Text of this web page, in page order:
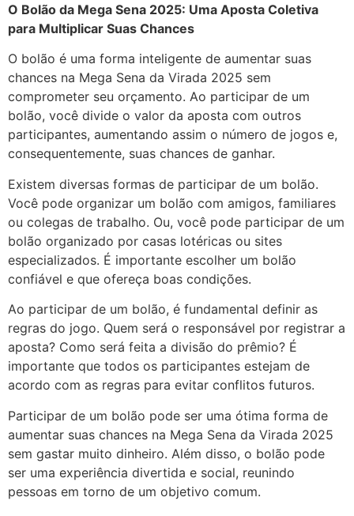
O Bolão da Mega Sena 2025: Uma Aposta Coletiva
para Multiplicar Suas Chances
O bolão é uma forma inteligente de aumentar suas
chances na Mega Sena da Virada 2025 sem
comprometer seu orçamento. Ao participar de um
bolão, você divide o valor da aposta com outros
participantes, aumentando assim o número de jogos e,
consequentemente, suas chances de ganhar.
Existem diversas formas de participar de um bolão.
Você pode organizar um bolão com amigos, familiares
ou colegas de trabalho. Ou, você pode participar de um
bolão organizado por casas lotéricas ou sites
especializados. É importante escolher um bolão
confiável e que ofereça boas condições.
Ao participar de um bolão, é fundamental definir as
regras do jogo. Quem será o responsável por registrar a
aposta? Como será feita a divisão do prêmio? É
importante que todos os participantes estejam de
acordo com as regras para evitar conflitos futuros.
Participar de um bolão pode ser uma ótima forma de
aumentar suas chances na Mega Sena da Virada 2025
sem gastar muito dinheiro. Além disso, o bolão pode
ser uma experiência divertida e social, reunindo
pessoas em torno de um objetivo comum.